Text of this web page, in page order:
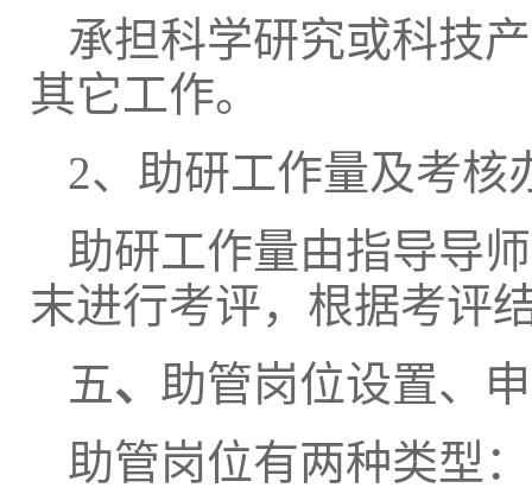
承担科学研究或科技
其它工作。
2、助研工作量及考核
助研工作量由指导导
末进行考评，根据考评
五、 助管岗位设置、
助管岗位有两种类型